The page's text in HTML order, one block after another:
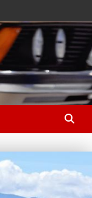
sector automotriz